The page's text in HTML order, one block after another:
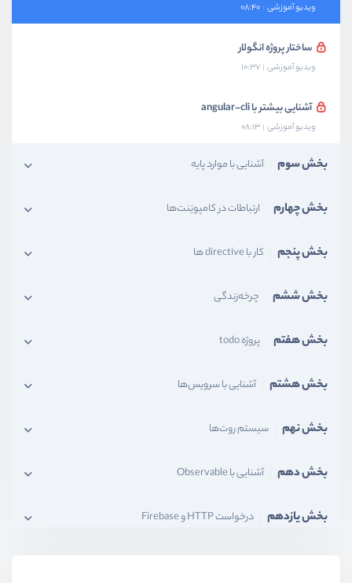
ویدیو آموزشی 08:40
ساختار پروژه انگولار
ویدیو آموزشی 10:37
آشنایی بیشتر با angular-cli
ویدیو آموزشی 08:13
بخش سوم آشنایی با موارد پایه
بخش چهارم ارتباطات در کامپونِنت‌ها
بخش پنجم کار با directive ها
بخش ششم چرخه‌زندگی
بخش هفتم پروژه todo
بخش هشتم آشنایی با سرویس‌ها
بخش نهم سیستم‌ روت‌ها
بخش دهم آشنایی با Observable
بخش یازدهم درخواست HTTP و Firebase